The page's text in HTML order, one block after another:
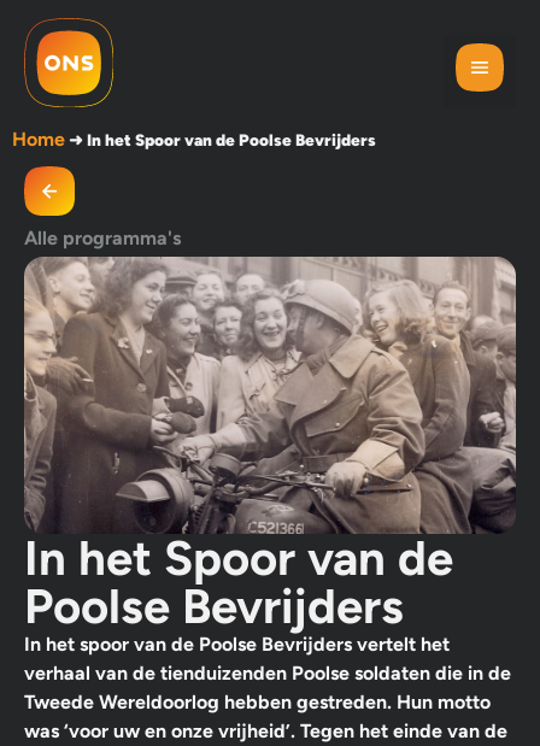
Home➜In het Spoor van de Poolse Bevrijders
Alle programma's
In het Spoor van de
Poolse Bevrijders
In het spoor van de Poolse Bevrijders vertelt het
verhaal van de tienduizenden Poolse soldaten die in de
Tweede Wereldoorlog hebben gestreden. Hun motto
was ‘voor uw en onze vrijheid’. Tegen het einde van de